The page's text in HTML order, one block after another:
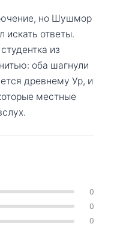
но Шушмор
искать ответы.
из
оба шагнули
древнему Ур, и
местные
0
0
0